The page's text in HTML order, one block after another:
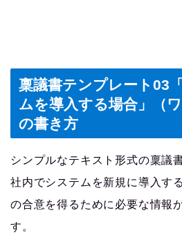
稟議書テンプレート03
ムを導入する場合」（
の書き方
シンプルなテキスト形式の稟議
社内でシステムを新規に導入す
の合意を得るために必要な情報
す。